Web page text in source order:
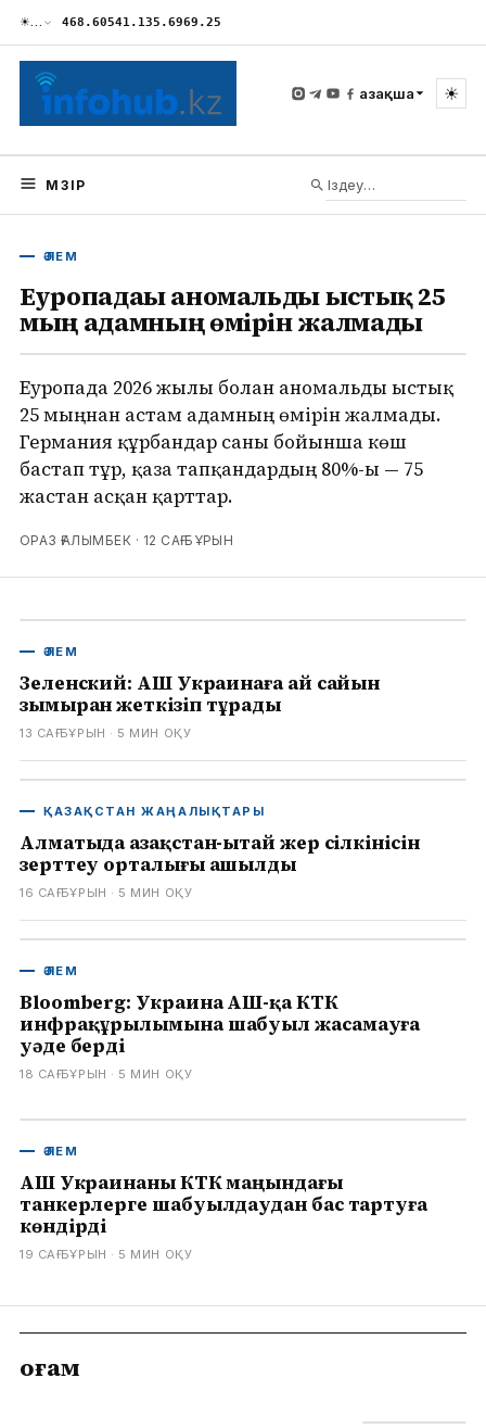
☀… 468.60541.135.6969.25
Қазақша ☀
МӘЗІР
ӘЛЕМ
Еуропадағы аномальды ыстық 25
мың адамның өмірін жалмады
Еуропада 2026 жылы болған аномальды ыстық
25 мыңнан астам адамның өмірін жалмады.
Германия құрбандар саны бойынша көш
бастап тұр, қаза тапқандардың 80%-ы — 75
жастан асқан қарттар.
ОРАЗ ҒАЛЫМБЕК · 12 САҒ БҰРЫН
ӘЛЕМ
Зеленский: АҚШ Украинаға ай сайын
зымыран жеткізіп тұрады
13 САҒ БҰРЫН · 5 МИН ОҚУ
ҚАЗАҚСТАН ЖАҢАЛЫҚТАРЫ
Алматыда Қазақстан-Қытай жер сілкінісін
зерттеу орталығы ашылды
16 САҒ БҰРЫН · 5 МИН ОҚУ
ӘЛЕМ
Bloomberg: Украина АҚШ-қа КТК
инфрақұрылымына шабуыл жасамауға
уәде берді
18 САҒ БҰРЫН · 5 МИН ОҚУ
ӘЛЕМ
АҚШ Украинаны КТК маңындағы
танкерлерге шабуылдаудан бас тартуға
көндірді
19 САҒ БҰРЫН · 5 МИН ОҚУ
Қоғам